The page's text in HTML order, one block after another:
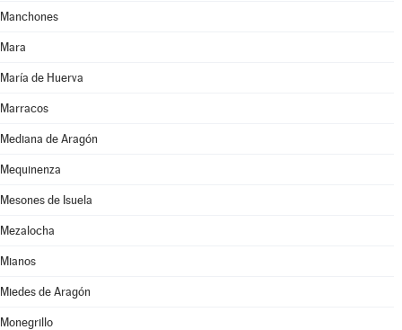
Manchones
Mara
María de Huerva
Marracos
Mediana de Aragón
Mequinenza
Mesones de Isuela
Mezalocha
Mianos
Miedes de Aragón
Monegrillo